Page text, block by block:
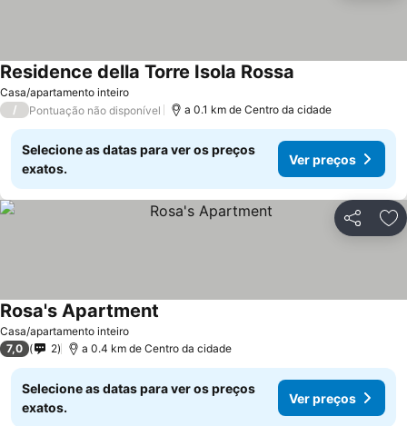
Casa/apartamento inteiro
Residence della Torre Isola Rossa
/ Pontuação não disponível a 0.1 km de Centro da cidade
Selecione as datas para ver os preços
exatos.
Ver preços
Partilhar
Casa/apartamento inteiro
Rosa's Apartment
7,0 2 a 0.4 km de Centro da cidade
Selecione as datas para ver os preços
exatos.
Ver preços